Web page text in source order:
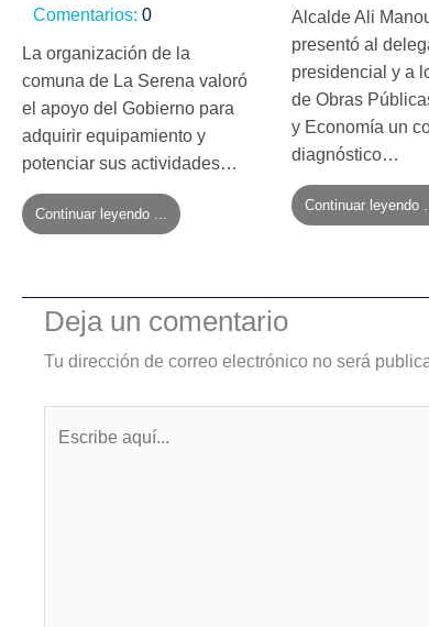
Comentarios: 0
La organización de la
comuna de La Serena valoró
el apoyo del Gobierno para
adquirir equipamiento y
potenciar sus actividades…
Continuar leyendo ...
Alcalde Ali
presentó al
presidencial y a
de Obras
y Economía un
diagnóstico…
Continuar leyendo
Deja un comentario
Tu dirección de correo electrónico no será